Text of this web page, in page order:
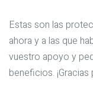
Estas son las
ahora y a las que
vuestro apoyo y
beneficios.